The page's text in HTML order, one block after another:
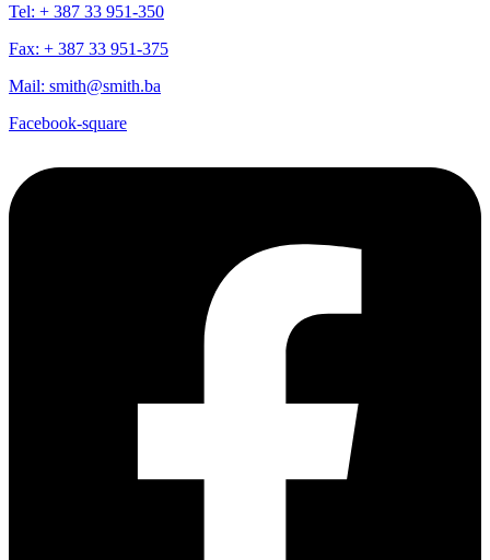
Tel: + 387 33 951-350
Fax: + 387 33 951-375
Mail: smith@smith.ba
Facebook-square